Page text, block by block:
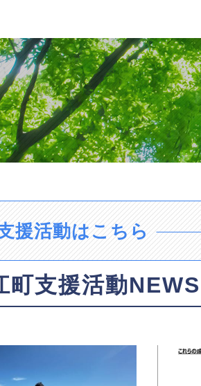
援活動はこちら
町支援活動NEWS